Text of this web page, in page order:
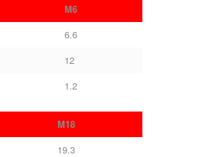
M6
6.6
12
1.2
M18
19.3